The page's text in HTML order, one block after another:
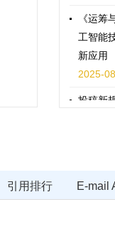
工智能
新应用
2025-
《运筹
急管理
引用排行 E-mail